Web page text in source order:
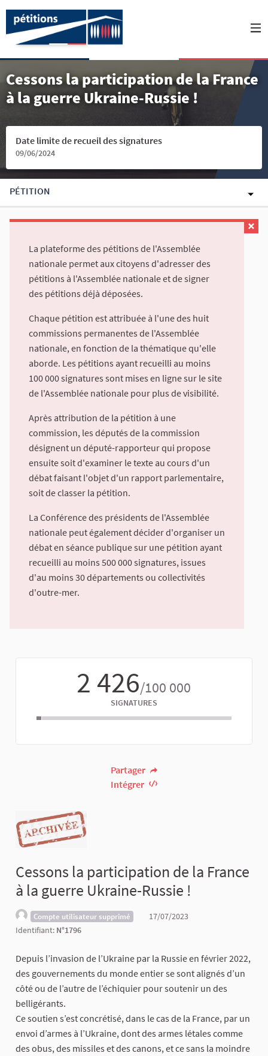
Cessons la participation de la France
à la guerre Ukraine-Russie !
Date limite de recueil des signatures
09/06/2024
PÉTITION
La plateforme des pétitions de l'Assemblée
nationale permet aux citoyens d'adresser des
pétitions à l'Assemblée nationale et de signer
des pétitions déjà déposées.
Chaque pétition est attribuée à l'une des huit
commissions permanentes de l'Assemblée
nationale, en fonction de la thématique qu'elle
aborde. Les pétitions ayant recueilli au moins
100 000 signatures sont mises en ligne sur le site
de l'Assemblée nationale pour plus de visibilité.
Après attribution de la pétition à une
commission, les députés de la commission
désignent un député-rapporteur qui propose
ensuite soit d'examiner le texte au cours d'un
débat faisant l'objet d'un rapport parlementaire,
soit de classer la pétition.
La Conférence des présidents de l'Assemblée
nationale peut également décider d'organiser un
débat en séance publique sur une pétition ayant
recueilli au moins 500 000 signatures, issues
d'au moins 30 départements ou collectivités
d'outre-mer.
2 426/100 000
SIGNATURES
Partager
Intégrer
Cessons la participation de la France
à la guerre Ukraine-Russie !
Compte utilisateur supprimé
17/07/2023
Identifiant: N°1796
Depuis l’invasion de l’Ukraine par la Russie en février 2022,
des gouvernements du monde entier se sont alignés d’un
côté ou de l’autre de l’échiquier pour soutenir un des
belligérants.
Ce soutien s’est concrétisé, dans le cas de la France, par un
envoi d’armes à l’Ukraine, dont des armes létales comme
des obus, des missiles et des canons, et ce sans la moindre